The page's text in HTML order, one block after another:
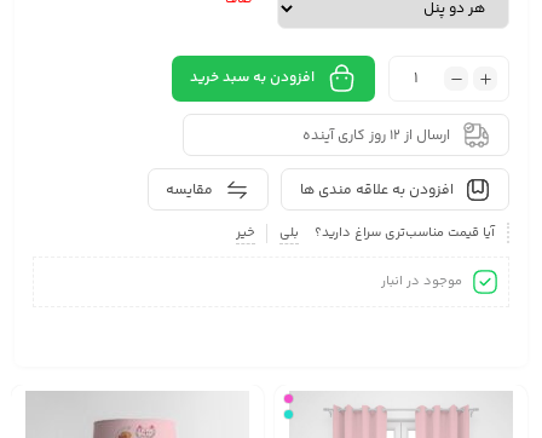
افزودن به سبد خرید
ارسال از 12 روز کاری آینده
مقایسه افزودن به علاقه مندی ها
آیا قیمت مناسب‌تری سراغ دارید؟ بلی خیر
موجود در انبار